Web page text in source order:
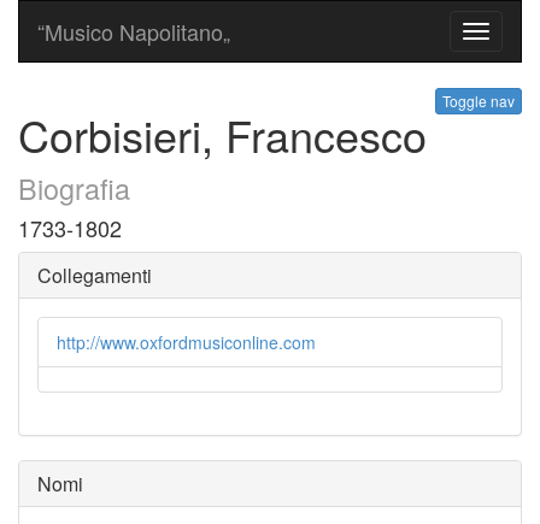
Toggle
“Musico Napolitano„
Toggle nav
Corbisieri, Francesco
Biografia
1733-1802
Collegamenti
http://www.oxfordmusiconline.com
Nomi